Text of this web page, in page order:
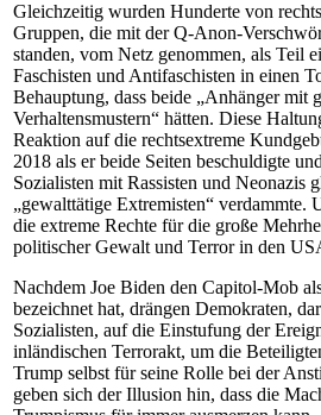
Gleichzeitig wurden Hunderte von
Gruppen, die mit der Q-Anon-
standen, vom Netz genommen, als Teil
Faschisten und Antifaschisten in einen
Behauptung, dass beide „Anhänger mit
Verhaltensmustern“ hätten. Diese
Reaktion auf die rechtsextreme
2018 als er beide Seiten beschuldigte
Sozialisten mit Rassisten und Neonazis
„gewalttätige Extremisten“ verdammte.
die extreme Rechte für die große
politischer Gewalt und Terror in den
Nachdem Joe Biden den Capitol-Mob
bezeichnet hat, drängen Demokraten,
Sozialisten, auf die Einstufung der
inländischen Terrorakt, um die
Trump selbst für seine Rolle bei der
geben sich der Illusion hin, dass die